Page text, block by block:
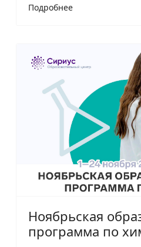
Подробнее
Ноябрьская
программа по